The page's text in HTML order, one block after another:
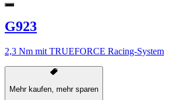
G923
2,3 Nm mit TRUEFORCE Racing-System
Mehr kaufen, mehr sparen